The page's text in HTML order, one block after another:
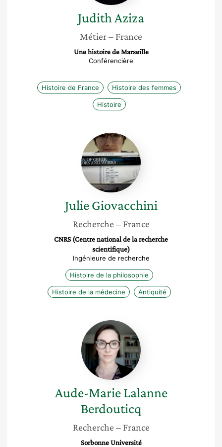
JudithAziza
Métier– France
Une histoire de Marseille
Conférencière
Histoire de France Histoire des femmes
Histoire
Julie
Giovacchini
Julie Giovacchini
Recherche – France
CNRS (Centre national de la recherche
scientifique)
Ingénieure de recherche
Histoire de la philosophie
Histoire de la médecine Antiquité
Aude-
Marie
Lalanne
Berdouticq
Aude-Marie Lalanne
Berdouticq
Recherche – France
Sorbonne Université